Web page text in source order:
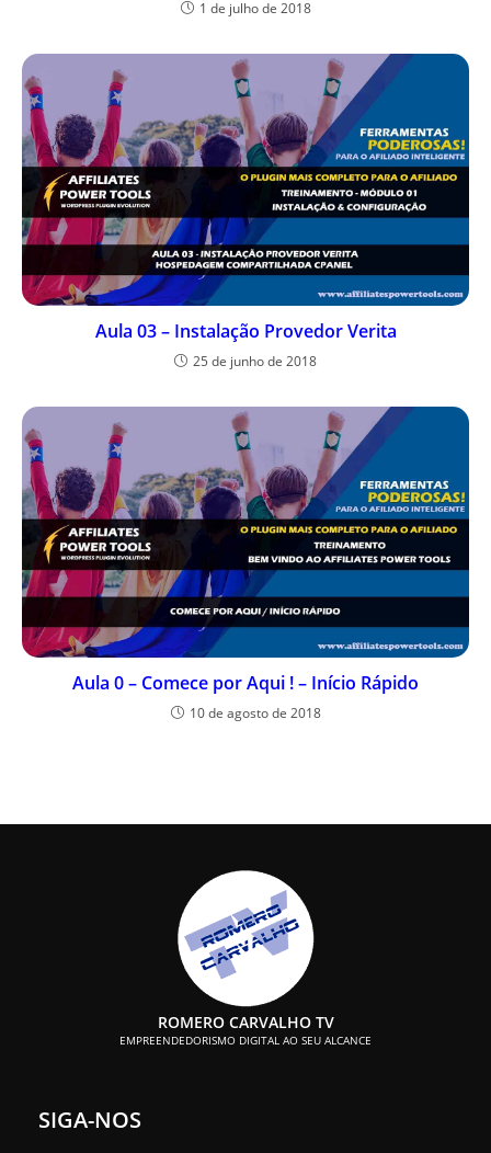
1 de julho de 2018
Aula 03 – Instalação Provedor Verita
25 de junho de 2018
Aula 0 – Comece por Aqui ! – Início Rápido
10 de agosto de 2018
ROMERO CARVALHO TV
EMPREENDEDORISMO DIGITAL AO SEU ALCANCE
SIGA-NOS